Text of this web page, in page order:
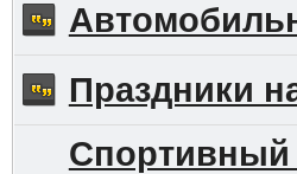
Праздники
Спортивный